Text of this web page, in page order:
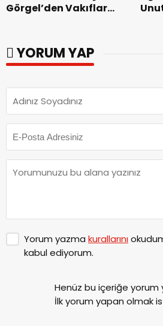
Görgel’den Vakıflar
YORUM YAP
Yorum yazma kurallarını
kabul ediyorum.
Henüz bu içeriğe yorum
İlk yorum yapan olmak